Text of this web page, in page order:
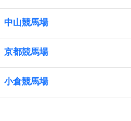
中山競馬場
京都競馬場
小倉競馬場